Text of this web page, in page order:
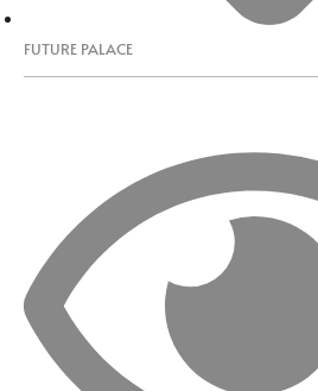
FUTURE PALACE